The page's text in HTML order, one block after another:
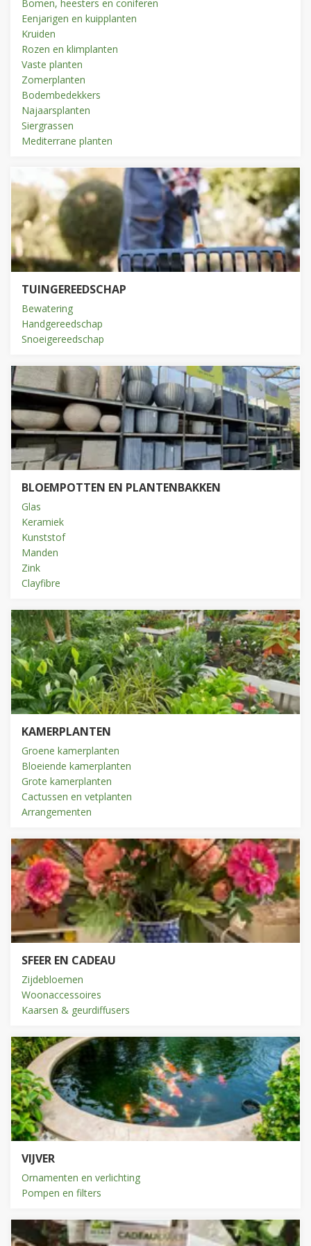
Bomen, heesters en coniferen
Eenjarigen en kuipplanten
Kruiden
Rozen en klimplanten
Vaste planten
Zomerplanten
Bodembedekkers
Najaarsplanten
Siergrassen
Mediterrane planten
TUINGEREEDSCHAP
Bewatering
Handgereedschap
Snoeigereedschap
BLOEMPOTTEN EN PLANTENBAKKEN
Glas
Keramiek
Kunststof
Manden
Zink
Clayfibre
KAMERPLANTEN
Groene kamerplanten
Bloeiende kamerplanten
Grote kamerplanten
Cactussen en vetplanten
Arrangementen
SFEER EN CADEAU
Zijdebloemen
Woonaccessoires
Kaarsen & geurdiffusers
VIJVER
Ornamenten en verlichting
Pompen en filters